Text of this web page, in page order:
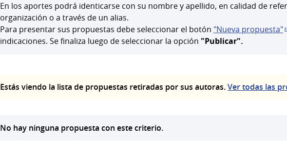
En los aportes podrá identicarse con su nombre y apellido, en calidad de
organización o a través de un alias.
Para presentar sus propuestas debe seleccionar el botón "Nueva propuesta"
indicaciones. Se finaliza luego de seleccionar la opción "Publicar".
Estás viendo la lista de propuestas retiradas por sus autoras.Ver todas las
No hay ninguna propuesta con este criterio.